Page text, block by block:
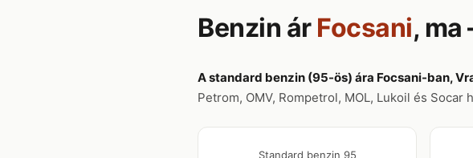
Benzin ár Focsani,
A standard benzin (95-ös) ára Focsani-ban,
Petrom, OMV, Rompetrol, MOL, Lukoil és
Standard benzin 95